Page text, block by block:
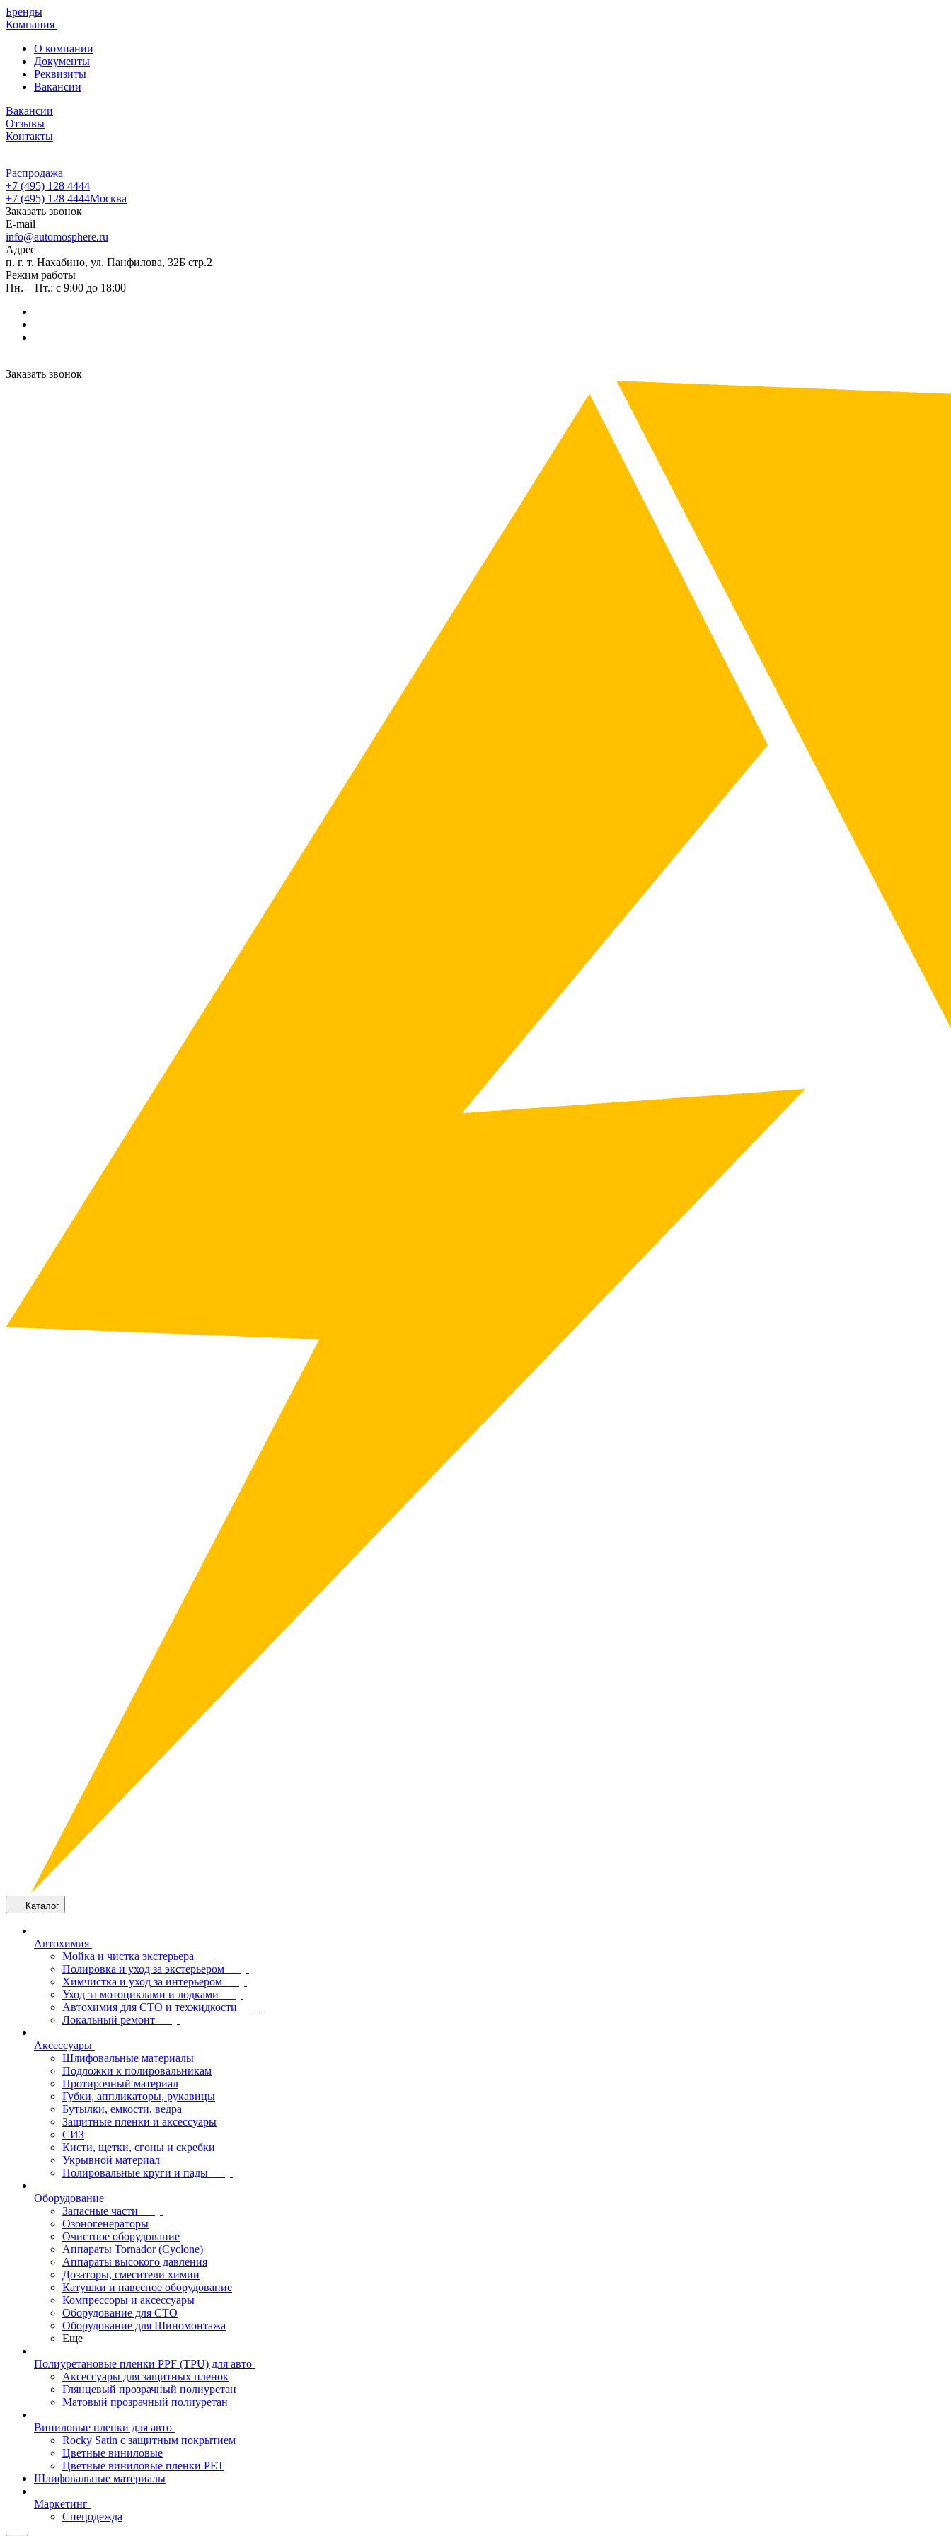
Бренды
Компания
О компании
Документы
Реквизиты
Вакансии
Вакансии
Отзывы
Контакты
Распродажа
+7 (495) 128 4444
+7 (495) 128 4444Москва
Заказать звонок
E-mail
info@automosphere.ru
Адрес
п. г. т. Нахабино, ул. Панфилова, 32Б стр.2
Режим работы
Пн. – Пт.: с 9:00 до 18:00
Заказать звонок
Каталог
Автохимия
Мойка и чистка экстерьера
Полировка и уход за экстерьером
Химчистка и уход за интерьером
Уход за мотоциклами и лодками
Автохимия для СТО и техжидкости
Локальный ремонт
Аксессуары
Шлифовальные материалы
Подложки к полировальникам
Протирочный материал
Губки, аппликаторы, рукавицы
Бутылки, емкости, ведра
Защитные пленки и аксессуары
СИЗ
Кисти, щетки, сгоны и скребки
Укрывной материал
Полировальные круги и пады
Оборудование
Запасные части
Озоногенераторы
Очистное оборудование
Аппараты Tornador (Cyclone)
Аппараты высокого давления
Дозаторы, смесители химии
Катушки и навесное оборудование
Компрессоры и аксессуары
Оборудование для СТО
Оборудование для Шиномонтажа
Еще
Полиуретановые пленки PPF (TPU) для авто
Аксессуары для защитных пленок
Глянцевый прозрачный полиуретан
Матовый прозрачный полиуретан
Виниловые пленки для авто
Rocky Satin с защитным покрытием
Цветные виниловые
Цветные виниловые пленки PET
Шлифовальные материалы
Маркетинг
Спецодежда